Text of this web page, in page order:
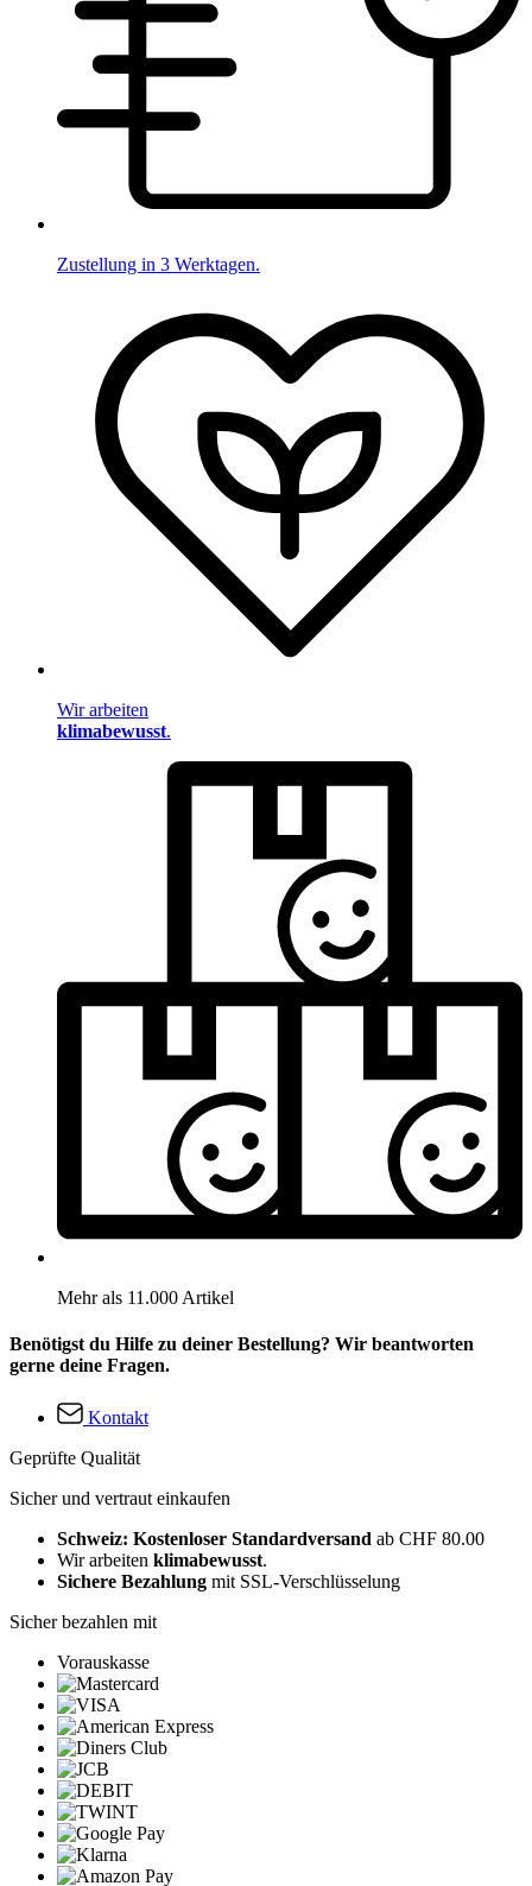
Zustellung in 3 Werktagen.
Wir arbeiten
klimabewusst.
Mehr als 11.000 Artikel
Benötigst du Hilfe zu deiner Bestellung? Wir beantworten
gerne deine Fragen.
Kontakt
Geprüfte Qualität
Sicher und vertraut einkaufen
Schweiz: Kostenloser Standardversand ab CHF 80.00
Wir arbeiten klimabewusst.
Sichere Bezahlung mit SSL-Verschlüsselung
Sicher bezahlen mit
Vorauskasse